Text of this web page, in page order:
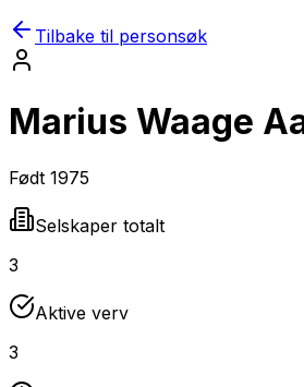
Tilbake til personsøk
Marius Waage
Født 1975
Selskaper totalt
3
Aktive verv
3